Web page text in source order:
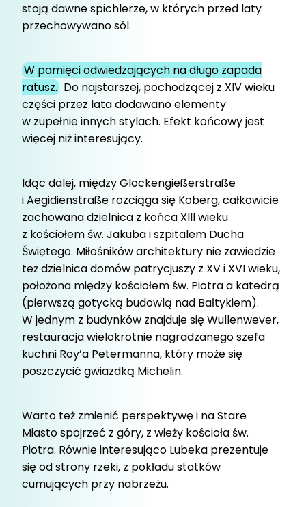
stoją dawne spichlerze, w których przed laty
przechowywano sól.
W pamięci odwiedzających na długo zapada
ratusz. Do najstarszej, pochodzącej z XIV wieku
części przez lata dodawano elementy
w zupełnie innych stylach. Efekt końcowy jest
więcej niż interesujący.
Idąc dalej, między Glockengießerstraße
i Aegidienstraße rozciąga się Koberg, całkowicie
zachowana dzielnica z końca XIII wieku
z kościołem św. Jakuba i szpitalem Ducha
Świętego. Miłośników architektury nie zawiedzie
też dzielnica domów patrycjuszy z XV i XVI wieku,
położona między kościołem św. Piotra a katedrą
(pierwszą gotycką budowlą nad Bałtykiem).
W jednym z budynków znajduje się Wullenwever,
restauracja wielokrotnie nagradzanego szefa
kuchni Roy’a Petermanna, który może się
poszczycić gwiazdką Michelin.
Warto też zmienić perspektywę i na Stare
Miasto spojrzeć z góry, z wieży kościoła św.
Piotra. Równie interesująco Lubeka prezentuje
się od strony rzeki, z pokładu statków
cumujących przy nabrzeżu.